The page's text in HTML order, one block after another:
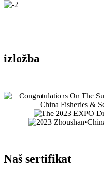
izložba
Naš sertifikat